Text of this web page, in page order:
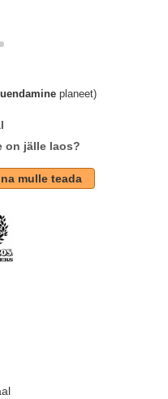
planeet)
on jälle laos?
mulle teada